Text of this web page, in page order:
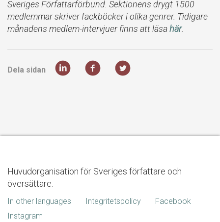
Sveriges Författarförbund. Sektionens drygt 1500
medlemmar skriver fackböcker i olika genrer. Tidigare
månadens medlem-intervjuer finns att läsahär.
Dela sidan
Huvudorganisation för Sveriges författare och
översättare.
In other languages Integritetspolicy
Facebook
Instagram